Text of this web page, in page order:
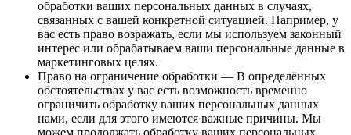
обработки ваших персональных данных в случаях,
связанных с вашей конкретной ситуацией. Например, у
вас есть право возражать, если мы используем законный
интерес или обрабатываем ваши персональные данные в
маркетинговых целях.
Право на ограничение обработки — В определённых
обстоятельствах у вас есть возможность временно
ограничить обработку ваших персональных данных
нами, если для этого имеются важные причины. Мы
можем продолжать обработку ваших персональных